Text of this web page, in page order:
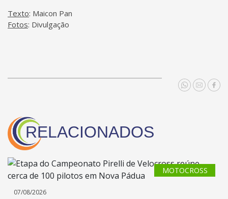
Texto: Maicon Pan
Fotos: Divulgação
RELACIONADOS
MOTOCROSS
07/08/2026